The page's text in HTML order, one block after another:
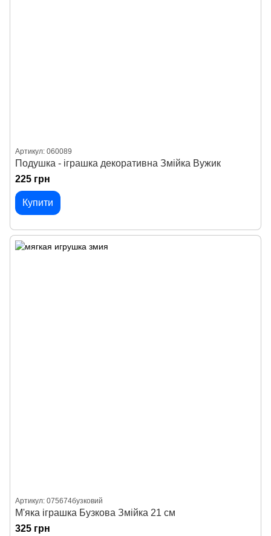
Артикул: 060089
Подушка - іграшка декоративна Змійка Вужик
225 грн
Купити
Артикул: 075674бузковий
М'яка іграшка Бузкова Змійка 21 см
325 грн